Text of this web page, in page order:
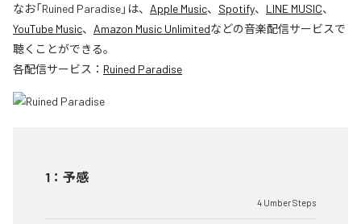
なお「Ruined Paradise」は、 Apple Music、 Spotify、 LINE MUSIC、
YouTube Music、 Amazon Music Unlimitedなどの音楽配信サービスで
聴くことができる。
各配信サービス： Ruined Paradise
1 ： 予感
4 Umber Steps